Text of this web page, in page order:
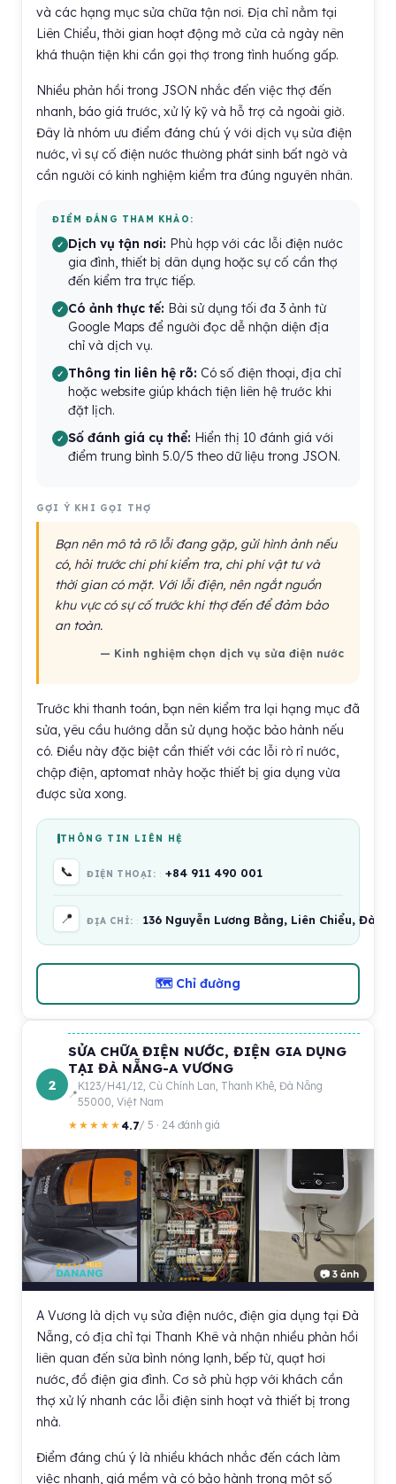
và các hạng mục sửa chữa tận nơi. Địa chỉ nằm tại
Liên Chiểu, thời gian hoạt động mở cửa cả ngày nên
khá thuận tiện khi cần gọi thợ trong tình huống gấp.
Nhiều phản hồi trong JSON nhắc đến việc thợ đến
nhanh, báo giá trước, xử lý kỹ và hỗ trợ cả ngoài giờ.
Đây là nhóm ưu điểm đáng chú ý với dịch vụ sửa điện
nước, vì sự cố điện nước thường phát sinh bất ngờ và
cần người có kinh nghiệm kiểm tra đúng nguyên nhân.
ĐIỂM ĐÁNG THAM KHẢO:
Dịch vụ tận nơi: Phù hợp với các lỗi điện nước
gia đình, thiết bị dân dụng hoặc sự cố cần thợ
đến kiểm tra trực tiếp.
Có ảnh thực tế: Bài sử dụng tối đa 3 ảnh từ
Google Maps để người đọc dễ nhận diện địa
chỉ và dịch vụ.
Thông tin liên hệ rõ: Có số điện thoại, địa chỉ
hoặc website giúp khách tiện liên hệ trước khi
đặt lịch.
Số đánh giá cụ thể: Hiển thị 10 đánh giá với
điểm trung bình 5.0/5 theo dữ liệu trong JSON.
GỢI Ý KHI GỌI THỢ
Bạn nên mô tả rõ lỗi đang gặp, gửi hình ảnh nếu
có, hỏi trước chi phí kiểm tra, chi phí vật tư và
thời gian có mặt. Với lỗi điện, nên ngắt nguồn
khu vực có sự cố trước khi thợ đến để đảm bảo
an toàn.
— Kinh nghiệm chọn dịch vụ sửa điện nước
Trước khi thanh toán, bạn nên kiểm tra lại hạng mục đã
sửa, yêu cầu hướng dẫn sử dụng hoặc bảo hành nếu
có. Điều này đặc biệt cần thiết với các lỗi rò rỉ nước,
chập điện, aptomat nhảy hoặc thiết bị gia dụng vừa
được sửa xong.
THÔNG TIN LIÊN HỆ
📞 ĐIỆN THOẠI: +84 911 490 001
📍 ĐỊA CHỈ: 136 Nguyễn Lương Bằng, Liên Chiểu, Đà
🗺 Chỉ đường
2
SỬA CHỮA ĐIỆN NƯỚC, ĐIỆN GIA DỤNG
TẠI ĐÀ NẴNG-A VƯƠNG
K123/H41/12, Cù Chính Lan, Thanh Khê, Đà Nẵng
55000, Việt Nam
★★★★★4.7/ 5 · 24 đánh giá
📷 3 ảnh
A Vương là dịch vụ sửa điện nước, điện gia dụng tại Đà
Nẵng, có địa chỉ tại Thanh Khê và nhận nhiều phản hồi
liên quan đến sửa bình nóng lạnh, bếp từ, quạt hơi
nước, đồ điện gia đình. Cơ sở phù hợp với khách cần
thợ xử lý nhanh các lỗi điện sinh hoạt và thiết bị trong
nhà.
Điểm đáng chú ý là nhiều khách nhắc đến cách làm
việc nhanh, giá mềm và có bảo hành trong một số